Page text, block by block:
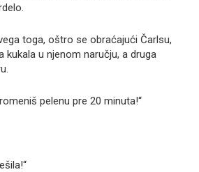
toga, oštro se obraćajući Čarlsu,
kukala u njenom naručju, a druga
pelenu pre 20 minuta!“